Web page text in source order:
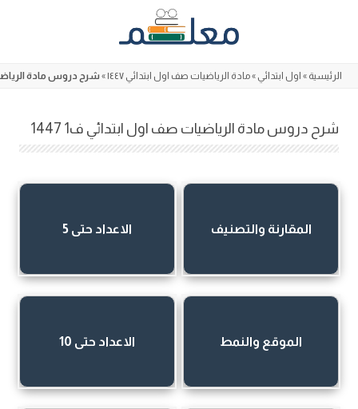
الرئيسية » اول ابتدائي »مادة الرياضيات صف اول ابتدائي ١٤٤٧ » شرح دروس مادة
شرح دروس مادة الرياضيات صف اول ابتدائي ف1 1447
المقارنة والتصنيف الاعداد حتى 5
الموقع والنمط الاعداد حتى 10